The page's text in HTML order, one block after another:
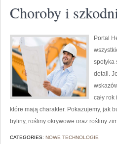
Choroby i
Portal
spotyka
detali.
cały
które mają charakter. Pokazujemy, jak
byliny, rośliny okrywowe oraz rośliny
CATEGORIES: NOWE TECHNOLOGIE